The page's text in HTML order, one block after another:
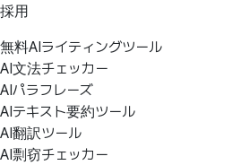
採用
無料AIライティングツール
AI文法チェッカー
AIパラフレーズ
AIテキスト要約ツール
AI翻訳ツール
AI剽窃チェッカー